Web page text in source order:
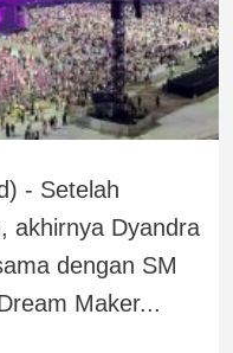
- Setelah
akhirnya Dyandra
dengan SM
Maker...